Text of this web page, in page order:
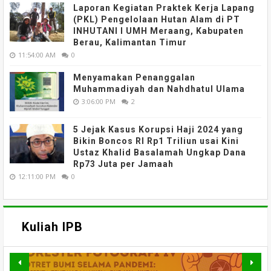
Laporan Kegiatan Praktek Kerja Lapang
(PKL) Pengelolaan Hutan Alam di PT
INHUTANI I UMH Meraang, Kabupaten
Berau, Kalimantan Timur
11:54:00 AM 0
Menyamakan Penanggalan
Muhammadiyah dan Nahdhatul Ulama
3:06:00 PM 2
5 Jejak Kasus Korupsi Haji 2024 yang
Bikin Boncos RI Rp1 Triliun usai Kini
Ustaz Khalid Basalamah Ungkap Dana
Rp73 Juta per Jamaah
12:11:00 PM 0
Kuliah IPB